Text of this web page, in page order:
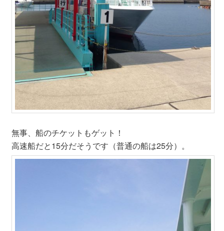
無事、船のチケットもゲット！
高速船だと15分だそうです（普通の船は25分）。